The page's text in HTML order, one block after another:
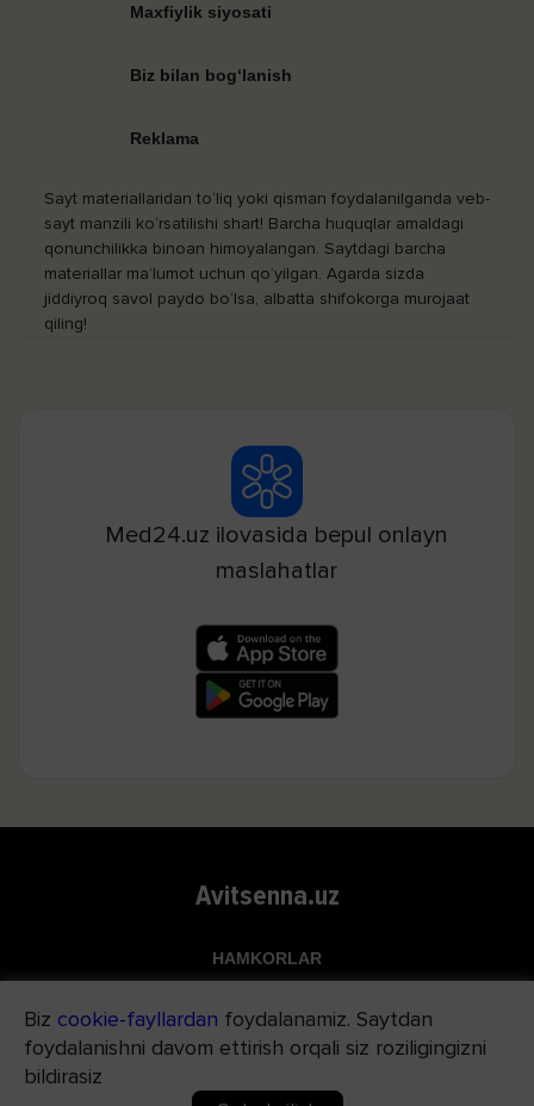
Maxfiylik siyosati
Biz bilan bog‘lanish
Reklama
Sayt materiallaridan to‘liq yoki qisman foydalanilganda veb-
sayt manzili ko‘rsatilishi shart! Barcha huquqlar amaldagi
qonunchilikka binoan himoyalangan. Saytdagi barcha
materiallar ma’lumot uchun qo‘yilgan. Agarda sizda
jiddiyroq savol paydo bo‘lsa, albatta shifokorga murojaat
qiling!
Med24.uz ilovasida bepul onlayn
maslahatlar
Avitsenna.uz
HAMKORLAR
Apteka.uz
Med24.uz
Biz cookie-fayllardan foydalanamiz. Saytdan
foydalanishni davom ettirish orqali siz roziligingizni
bildirasiz